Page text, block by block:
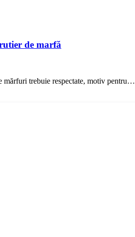
de marfă
mărfuri trebuie respectate, motiv pentru…